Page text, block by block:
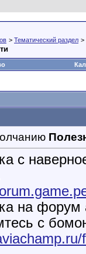
> Тематический раздел >
с
на форум
с